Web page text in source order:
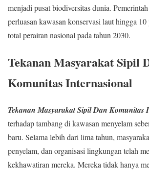
menjadi pusat biodiversitas dunia.
perluasan kawasan konservasi laut hingga 10
total perairan nasional pada tahun 2030.
Tekanan Masyarakat Sipil
Komunitas Internasional
Tekanan Masyarakat Sipil Dan Komunitas
terhadap tambang di kawasan menyelam
baru. Selama lebih dari lima tahun,
penyelam, dan organisasi lingkungan telah
kekhawatiran mereka. Mereka tidak hanya